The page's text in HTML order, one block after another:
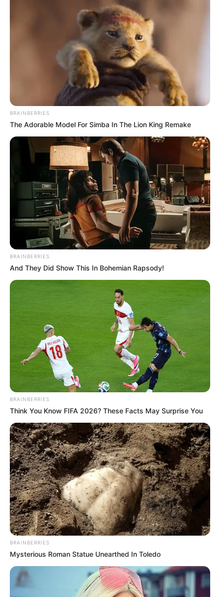
BRAINBERRIES
The Adorable Model For Simba In The Lion King Remake
BRAINBERRIES
And They Did Show This In Bohemian Rapsody!
BRAINBERRIES
Think You Know FIFA 2026? These Facts May Surprise You
BRAINBERRIES
Mysterious Roman Statue Unearthed In Toledo